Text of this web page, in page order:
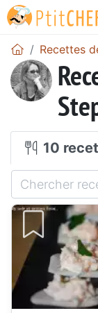
Recettes
10